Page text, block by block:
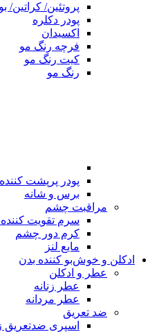
پروتئین/ کراتین/
پودر دکلره
اکسیدان
فرچه رنگ مو
کیت رنگ مو
رنگ مو
پودر پرپشت کننده
برس و شانه
مراقبت چشم
سرم تقویت کننده
کرم دور چشم
مایع لنز
ادکلن و خوش‌بو کننده بدن
عطر و ادکلن
عطر زنانه
عطر مردانه
ضد تعریق
اسپری ضدتعریق